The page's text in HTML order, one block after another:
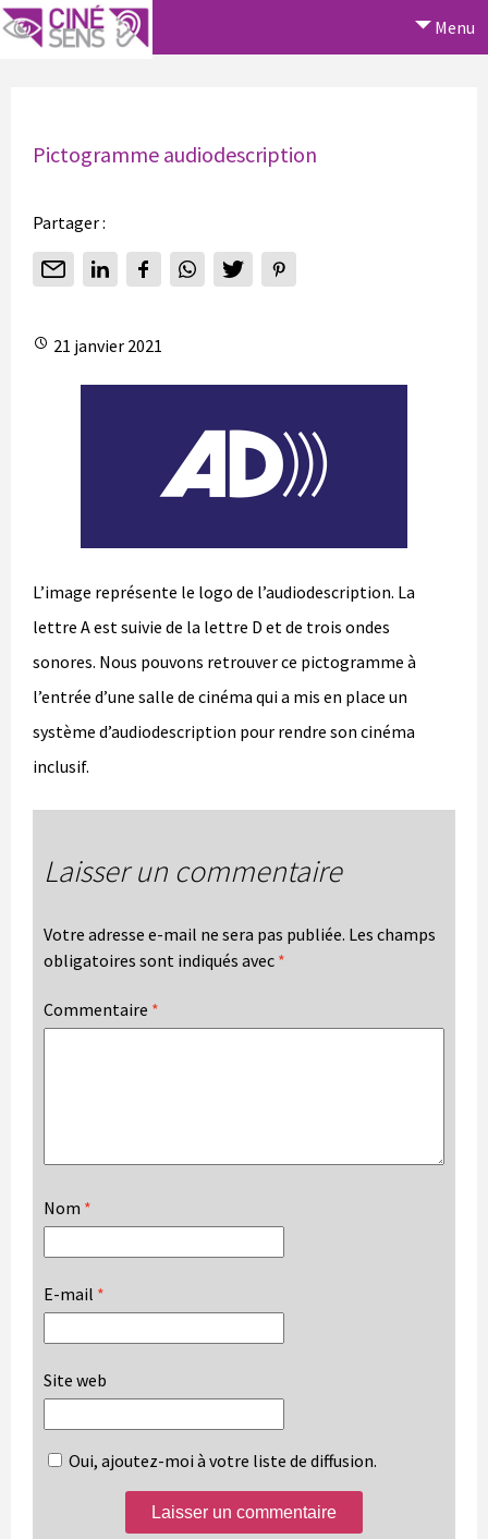
Menu
Pictogramme audiodescription
Partager :
21 janvier 2021
L’image représente le logo de l’audiodescription. La
lettre A est suivie de la lettre D et de trois ondes
sonores. Nous pouvons retrouver ce pictogramme à
l’entrée d’une salle de cinéma qui a mis en place un
système d’audiodescription pour rendre son cinéma
inclusif.
Laisser un commentaire
Votre adresse e-mail ne sera pas publiée. Les champs
obligatoires sont indiqués avec *
Commentaire *
Nom *
E-mail *
Site web
Oui, ajoutez-moi à votre liste de diffusion.